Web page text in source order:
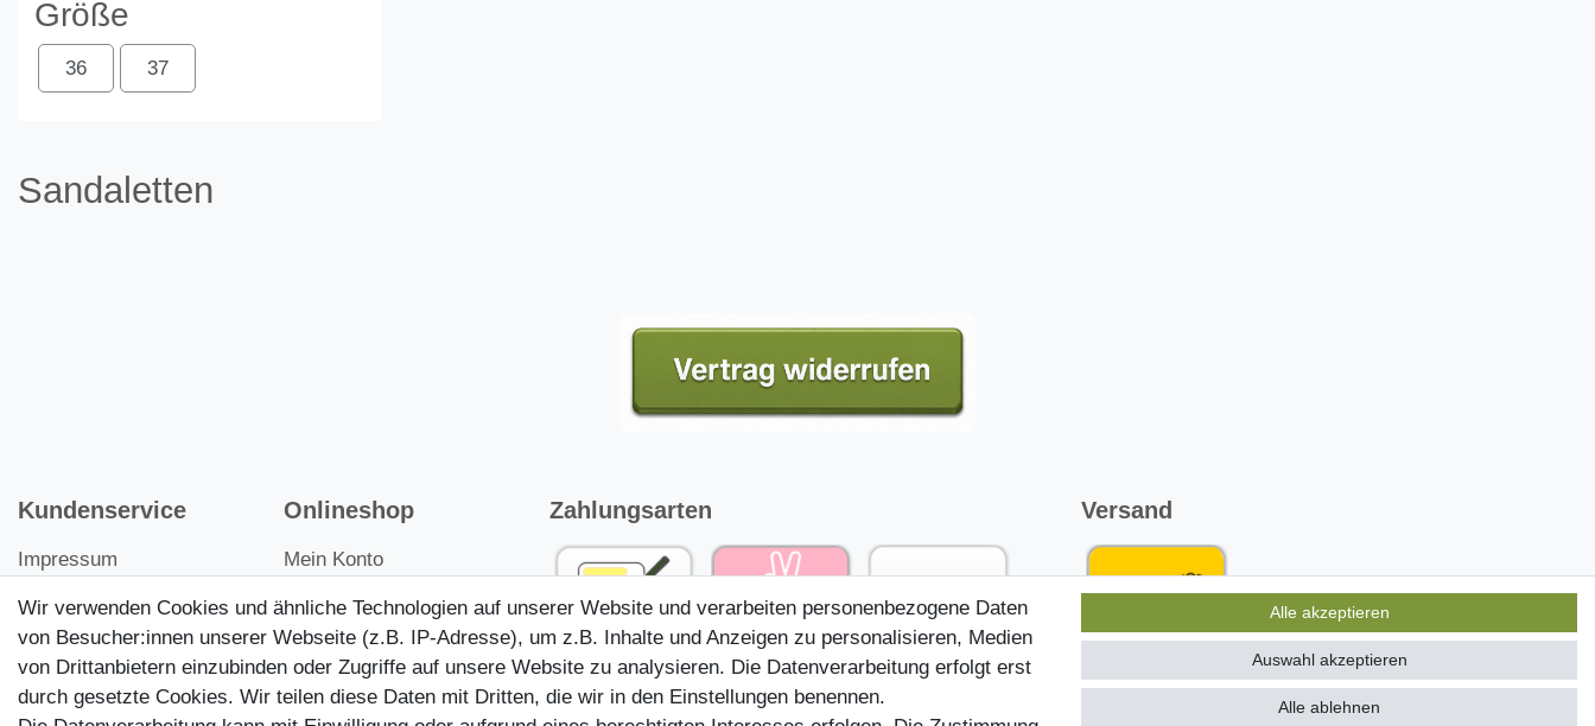
Größe
36 37
Sandaletten
Kundenservice
Impressum
Datenschutz
AGB
Widerrufsrecht
Versandinformationen
Onlineshop
Mein Konto
Kontakt
Kundenretouren
Reparaturservice
Zahlungsarten Versand
Wir haben alle Artikel auf Lager und liefern mit unserem
Wir verwenden Cookies und ähnliche Technologien auf unserer Website und verarbeiten personenbezogene Daten
von Besucher:innen unserer Webseite (z.B. IP-Adresse), um z.B. Inhalte und Anzeigen zu personalisieren, Medien
von Drittanbietern einzubinden oder Zugriffe auf unsere Website zu analysieren. Die Datenverarbeitung erfolgt erst
durch gesetzte Cookies. Wir teilen diese Daten mit Dritten, die wir in den Einstellungen benennen.
Alle akzeptieren
Alle ablehnen
Auswahl akzeptieren